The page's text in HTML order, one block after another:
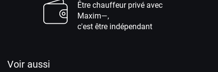
Être chauffeur privé avec
Maxim—,
c'est être indépendant
Voir aussi